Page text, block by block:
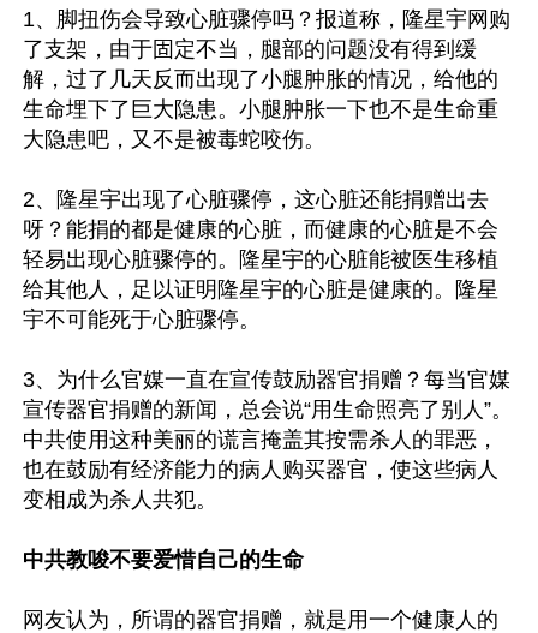
1、脚扭伤会导致心脏骤停吗？报道称，隆星宇网购
了支架，由于固定不当，腿部的问题没有得到缓
解，过了几天反而出现了小腿肿胀的情况，给他的
生命埋下了巨大隐患。小腿肿胀一下也不是生命重
大隐患吧，又不是被毒蛇咬伤。
2、隆星宇出现了心脏骤停，这心脏还能捐赠出去
呀？能捐的都是健康的心脏，而健康的心脏是不会
轻易出现心脏骤停的。隆星宇的心脏能被医生移植
给其他人，足以证明隆星宇的心脏是健康的。隆星
宇不可能死于心脏骤停。
3、为什么官媒一直在宣传鼓励器官捐赠？每当官媒
宣传器官捐赠的新闻，总会说“用生命照亮了别人”。
中共使用这种美丽的谎言掩盖其按需杀人的罪恶，
也在鼓励有经济能力的病人购买器官，使这些病人
变相成为杀人共犯。
中共教唆不要爱惜自己的生命
网友认为，所谓的器官捐赠，就是用一个健康人的